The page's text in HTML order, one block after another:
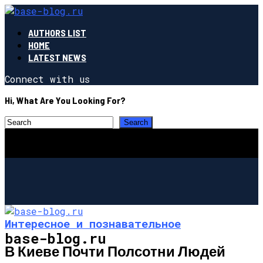
AUTHORS LIST
HOME
LATEST NEWS
Connect with us
Hi, What Are You Looking For?
base-blog.ru
Интересное и познавательное
В Киеве Почти Полсотни Людей